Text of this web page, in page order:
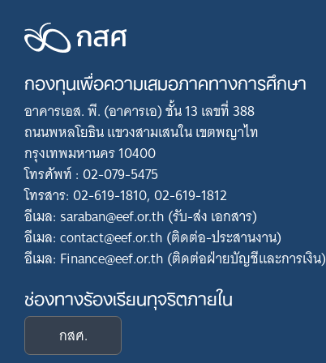
กองทุนเพื่อความเสมอภาคทางการศึกษา
อาคารเอส. พี. (อาคารเอ) ชั้น 13 เลขที่ 388
ถนนพหลโยธิน แขวงสามเสนใน เขตพญาไท
กรุงเทพมหานคร 10400
โทรศัพท์ : 02-079-5475
โทรสาร: 02-619-1810, 02-619-1812
อีเมล: saraban@eef.or.th (รับ-ส่ง เอกสาร)
อีเมล: contact@eef.or.th (ติดต่อ-ประสานงาน)
อีเมล: Finance@eef.or.th (ติดต่อฝ่ายบัญชีและการเงิน)
ช่องทางร้องเรียนทุจริตภายใน
กสศ.